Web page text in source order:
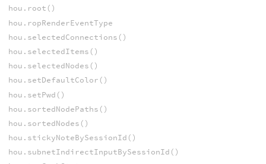
hou.root()
hou.ropRenderEventType
hou.selectedConnections()
hou.selectedItems()
hou.selectedNodes()
hou.setDefaultColor()
hou.setPwd()
hou.sortedNodePaths()
hou.sortedNodes()
hou.stickyNoteBySessionId()
hou.subnetIndirectInputBySessionId()